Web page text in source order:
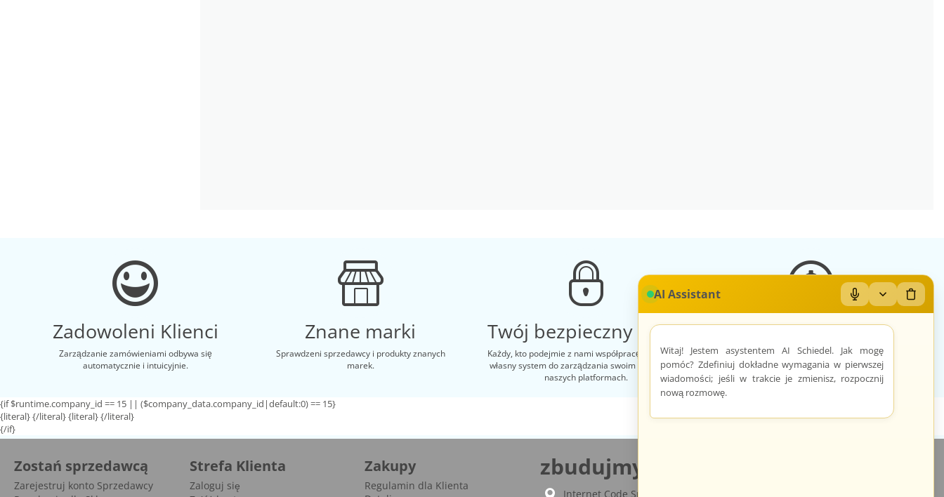
Zadowoleni Klienci
Zarządzanie zamówieniami odbywa się
automatycznie i intuicyjnie.
Znane marki
Sprawdzeni sprzedawcy i produkty znanych
marek.
Twój bezpieczny sklep
Każdy, kto podejmie z nami współpracę, otrzymuje
własny system do zarządzania swoim sklepem na
naszych platformach.
Zróżnicowane towary
Prezentacja towarów jest dopasowana do
odpowiednich kategorii przypisanych
indywidualnie dla każdego sprzedawcy.
{if $runtime.company_id == 15 || ($company_data.company_id|default:0) == 15}
{literal}{/literal}
AI Assistant Mikrofon: Wł/Wył
Zwiń/rozwiń
Witaj! Jestem asystentem AI Schiedel. Jak mogę
pomóc? Zdefiniuj dokładne wymagania w pierwszej
wiadomości; jeśli w trakcie je zmienisz, rozpocznij
nową rozmowę.
{literal}{/literal}
{/if}
Zostań sprzedawcą
Zarejestruj konto Sprzedawcy
Strefa Klienta
Zaloguj się
Zakupy
Regulamin dla Klienta
zbudujmy.pl
Internet Code Sp. z o.o., ul. św. Rocha 4a, 35-330 Rzeszów, Polska